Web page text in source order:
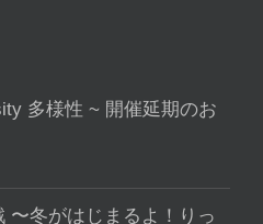
多様性 ~ 開催延期のお
〜冬がはじまるよ！りっ